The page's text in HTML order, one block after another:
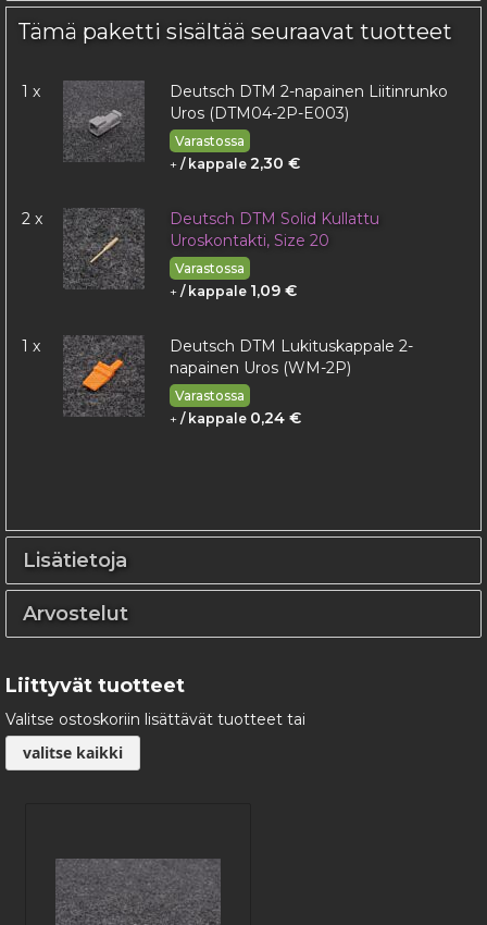
Tämä paketti sisältää seuraavat tuotteet
1 x
Deutsch DTM 2-napainen Liitinrunko
Uros (DTM04-2P-E003)
Varastossa
+ / kappale 2,30 €
2 x
Deutsch DTM Solid Kullattu
Uroskontakti, Size 20
Varastossa
+ / kappale 1,09 €
1 x
Deutsch DTM Lukituskappale 2-
napainen Uros (WM-2P)
Varastossa
+ / kappale 0,24 €
Lisätietoja
Arvostelut
Liittyvät tuotteet
Valitse ostoskoriin lisättävät tuotteet tai
valitse kaikki